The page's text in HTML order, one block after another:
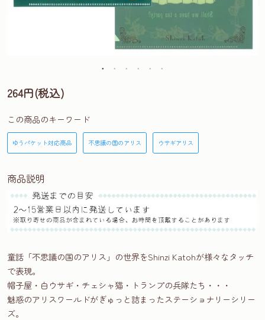
264円(税込)
この商品のキーワード
ゆうパケット対応商品 不思議の国のアリス ウサギアリス
商品説明
童話「不思議の国のアリス」の世界をShinzi Katohが様々なタッチ
で表現。
帽子屋・白ウサギ・チェシャ猫・トランプの兵隊たち・・・
魅惑のアリスワールドがぎゅっと詰まったステーショナリーシリー
ズ。